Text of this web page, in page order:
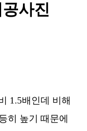
사진
1.5배인데 비해
히 높기 때문에